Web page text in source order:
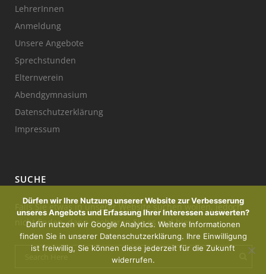
LehrerInnen
Anmeldung
Unsere Angebote
Sprechstunden
Elternverein
Abendgymnasium
Datenschutzerklärung
Impressum
SUCHE
Falls Sie etwas in unserer Website suchen wollen, jedoch
nicht finden, dann probieren Sie es mal hier:
Dürfen wir Ihre Nutzung unserer Website zur Verbesserung
unseres Angebots und Erfassung Ihrer Interessen auswerten?
Dafür nutzen wir Google Analytics. Weitere Informationen
finden Sie in unserer Datenschutzerklärung. Ihre Einwilligung
ist freiwillig, Sie können diese jederzeit für die Zukunft
widerrufen.